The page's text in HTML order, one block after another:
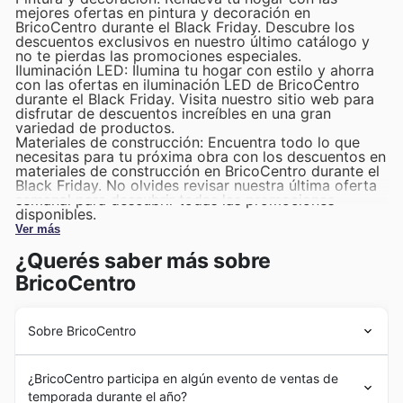
mejores ofertas en pintura y decoración en
BricoCentro durante el Black Friday. Descubre los
descuentos exclusivos en nuestro último catálogo y
no te pierdas las promociones especiales.
Iluminación LED: Ilumina tu hogar con estilo y ahorra
con las ofertas en iluminación LED de BricoCentro
durante el Black Friday. Visita nuestro sitio web para
disfrutar de descuentos increíbles en una gran
variedad de productos.
Materiales de construcción: Encuentra todo lo que
necesitas para tu próxima obra con los descuentos en
materiales de construcción en BricoCentro durante el
Black Friday. No olvides revisar nuestra última oferta
semanal para descubrir todas las promociones
disponibles.
Ver más
¿Querés saber más sobre
BricoCentro
Sobre BricoCentro
bricolaje y jardinería en España. Fundada en 1998, la
¿BricoCentro participa en algún evento de ventas de
temporada durante el año?